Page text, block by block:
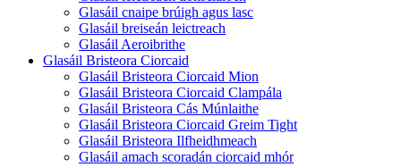
Glasáil cnaipe brúigh agus lasc
Glasáil breiseán leictreach
Glasáil Aeroibrithe
Glasáil Bristeora Ciorcaid
Glasáil Bristeora Ciorcaid Mion
Glasáil Bristeora Ciorcaid Clampála
Glasáil Bristeora Cás Múnlaithe
Glasáil Bristeora Ciorcaid Greim Tight
Glasáil Bristeora Ilfheidhmeach
Glasáil amach scoradán ciorcaid mhór